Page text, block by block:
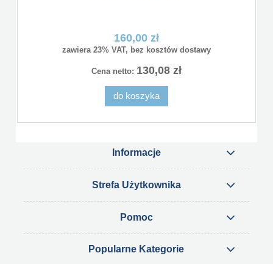
160,00 zł
zawiera 23% VAT, bez kosztów dostawy
Cena netto: 130,08 zł
do koszyka
Informacje
Strefa Użytkownika
Pomoc
Popularne Kategorie